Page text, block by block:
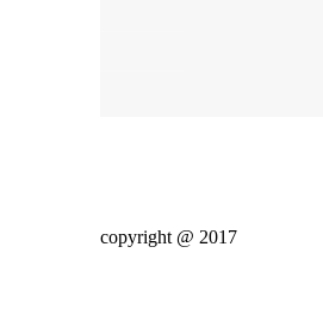
2017 @ copyright